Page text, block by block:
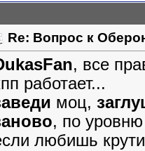
Re: Вопрос к
, все
работает...
моц,
, по
любишь